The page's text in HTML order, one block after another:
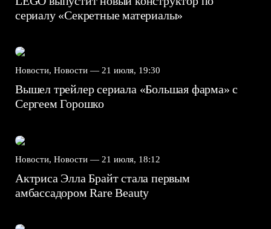
сериалу «Секретные материалы»
Новости, Новости — 21 июля, 19:30
Вышел трейлер сериала «Большая фарма» с
Сергеем Горошко
Новости, Новости — 21 июля, 18:12
Актриса Элла Брайт стала первым
амбассадором Rare Beauty